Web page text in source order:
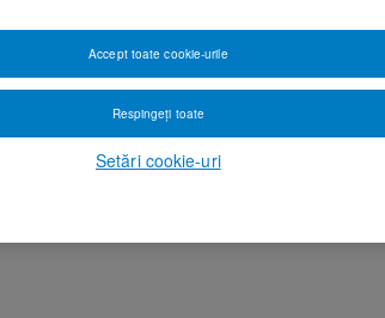
Setări cookie-uri
Respingeți toate
Accept toate cookie-urile